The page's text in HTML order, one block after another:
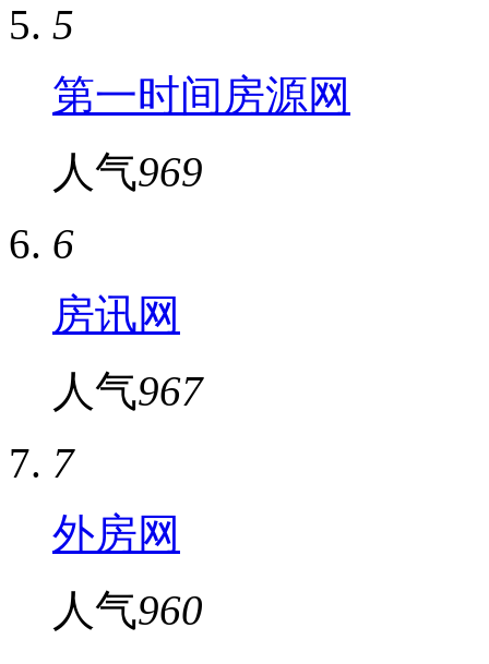
5
第一时间房源网
人气969
6
房讯网
人气967
7
外房网
人气960